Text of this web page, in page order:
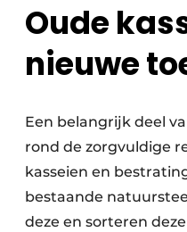
Oude
nieuwe
Een belangrijk deel
rond de zorgvuldige
kasseien en
bestaande
deze en sorteren